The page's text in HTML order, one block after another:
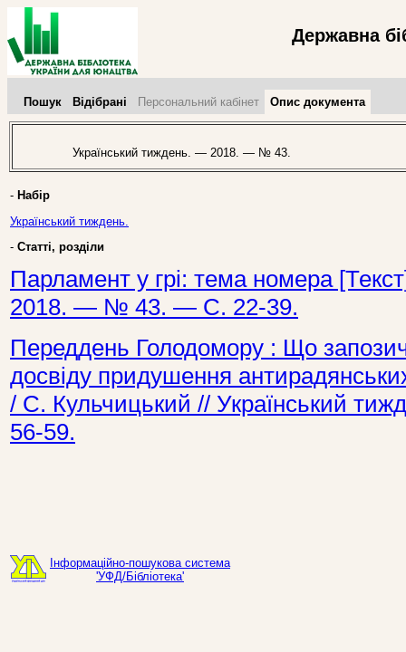
Державна
Пошук Відібрані Персональний кабінет Опис документа
Український тиждень. — 2018. — № 43.
- Набір
Український тиждень.
- Статті, розділи
Парламент у грі: тема номера
2018. — № 43. — С. 22-39.
Переддень Голодомору : Що
досвіду придушення
/ С. Кульчицький // Український
56-59.
Інформаційно-пошукова система
'УФД/Бібліотека'